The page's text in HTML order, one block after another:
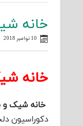
خانه
10 نوامبر 2018
خانه
خانه شیک و
دکوراسیون